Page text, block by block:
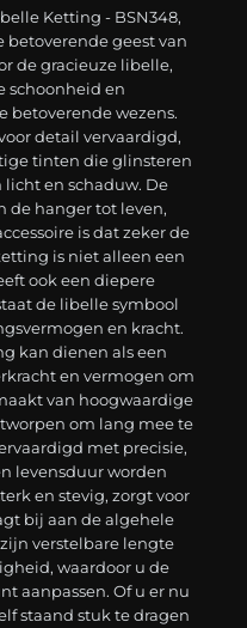
Ketting - BSN348,
geest van
de gracieuze libelle,
schoonheid en
betoverende wezens.
detail vervaardigd,
tinten die glinsteren
en schaduw. De
de hanger tot leven,
is dat zeker de
is niet alleen een
ook een diepere
de libelle symbool
en kracht.
kan dienen als een
en vermogen om
van hoogwaardige
om lang mee te
met precisie,
levensduur worden
en stevig, zorgt voor
bij aan de algehele
verstelbare lengte
waardoor u de
aanpassen. Of u er nu
staand stuk te dragen